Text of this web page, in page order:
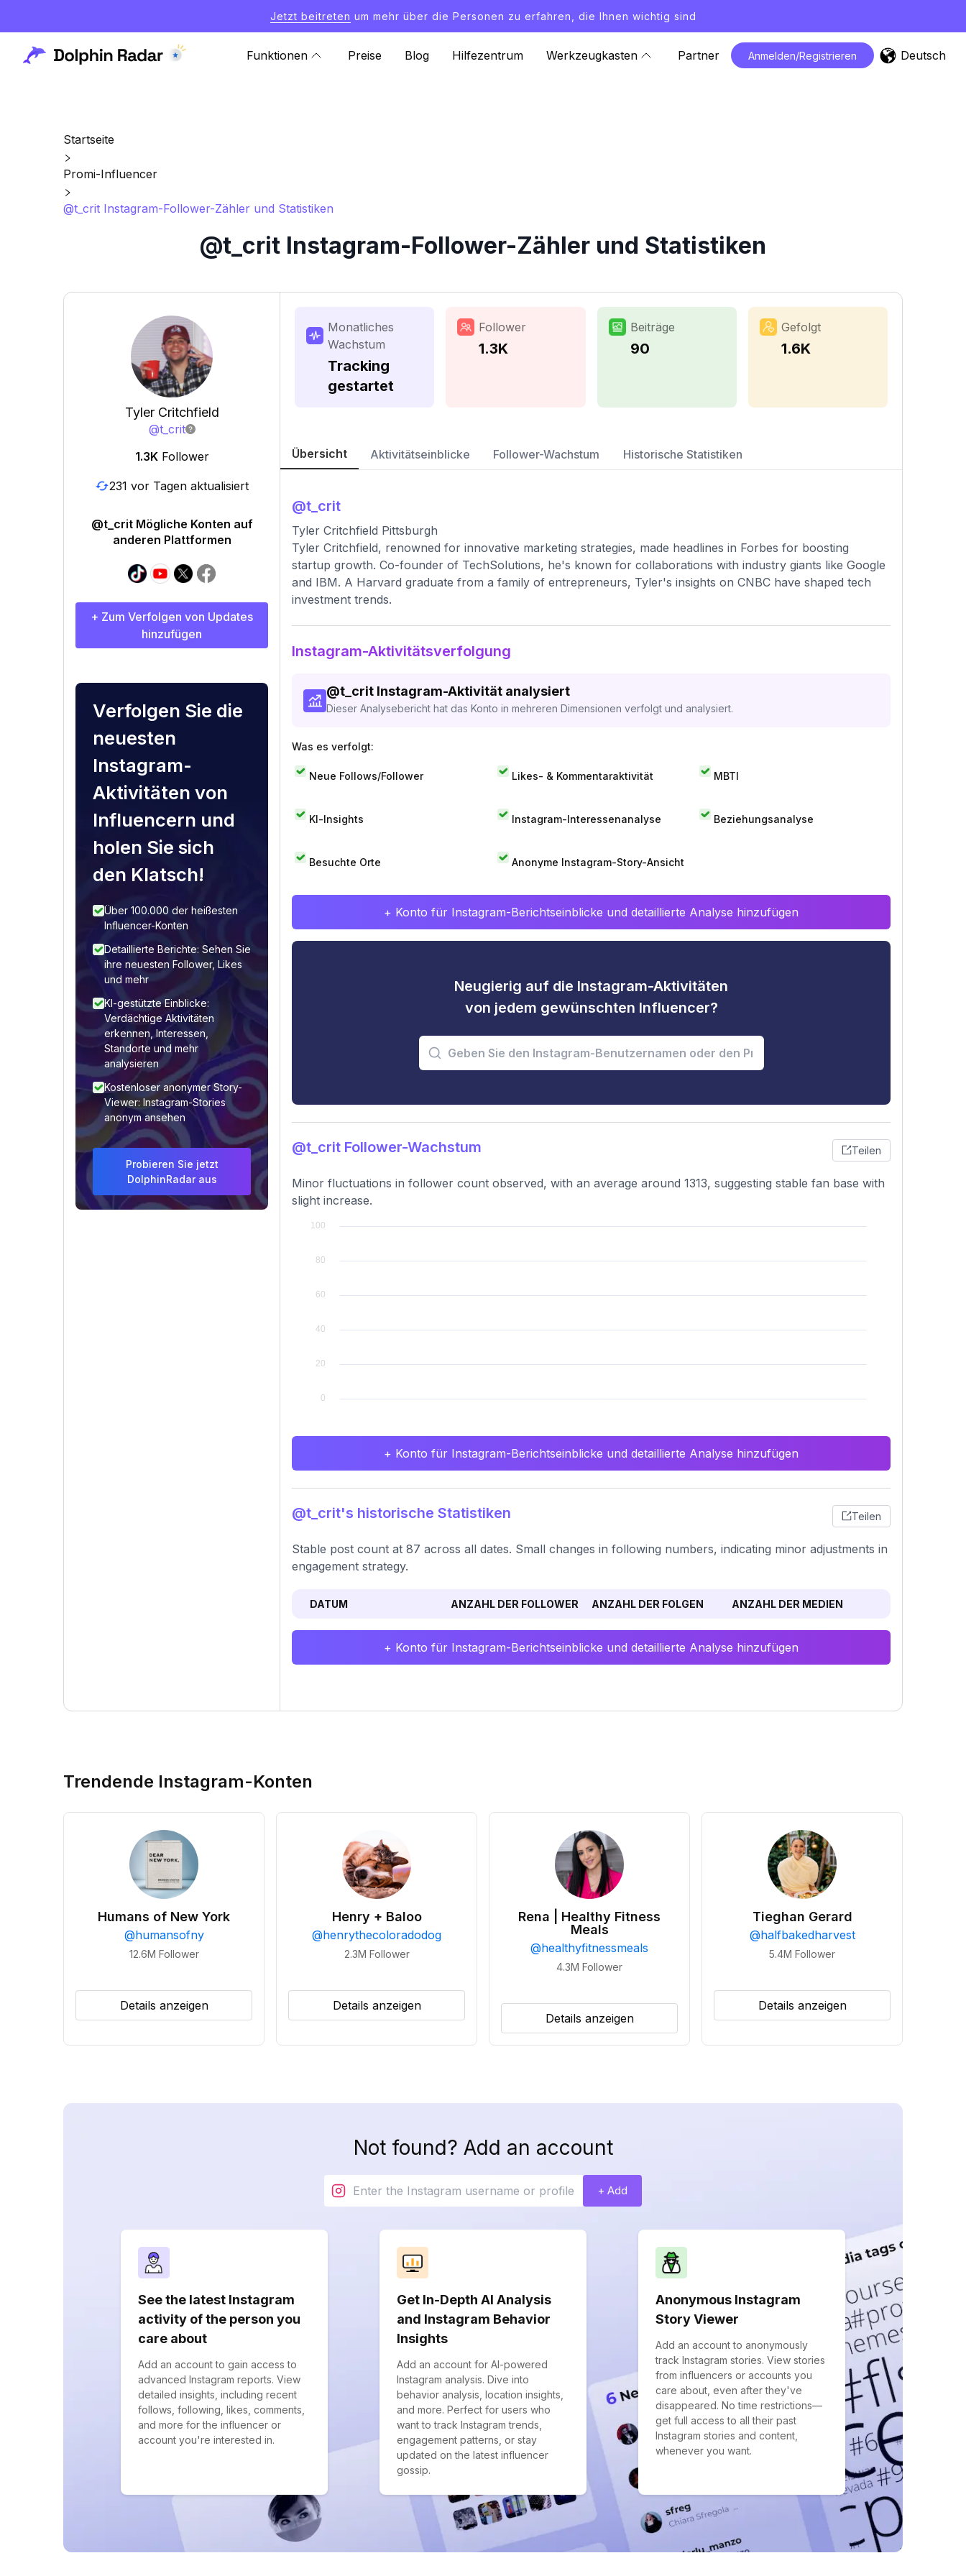
Jetzt beitreten um mehr über die Personen zu erfahren, die Ihnen wichtig sind
Funktionen Preise Blog Hilfezentrum Werkzeugkasten Partner Anmelden/Registrieren Deutsch
Startseite
Promi-Influencer
@t_crit Instagram-Follower-Zähler und Statistiken
@t_crit Instagram-Follower-Zähler und Statistiken
Tyler Critchfield
@t_crit
1.3K Follower
231 vor Tagen aktualisiert
@t_crit Mögliche Konten auf
anderen Plattformen
+ Zum Verfolgen von Updates
hinzufügen
Verfolgen Sie die
neuesten
Instagram-
Aktivitäten von
Influencern und
holen Sie sich
den Klatsch!
Über 100.000 der heißesten
Influencer-Konten
Detaillierte Berichte: Sehen Sie
ihre neuesten Follower, Likes
und mehr
KI-gestützte Einblicke:
Verdächtige Aktivitäten
erkennen, Interessen,
Standorte und mehr
analysieren
Kostenloser anonymer Story-
Viewer: Instagram-Stories
anonym ansehen
Probieren Sie jetzt
DolphinRadar aus
Monatliches
Wachstum
Tracking
gestartet
Follower
1.3K
Beiträge
90
Gefolgt
1.6K
Übersicht Aktivitätseinblicke Follower-Wachstum Historische Statistiken
@t_crit
Tyler Critchfield Pittsburgh
Tyler Critchfield, renowned for innovative marketing strategies, made headlines in Forbes for boosting
startup growth. Co-founder of TechSolutions, he's known for collaborations with industry giants like Google
and IBM. A Harvard graduate from a family of entrepreneurs, Tyler's insights on CNBC have shaped tech
investment trends.
Instagram-Aktivitätsverfolgung
@t_crit Instagram-Aktivität analysiert
Dieser Analysebericht hat das Konto in mehreren Dimensionen verfolgt und analysiert.
Was es verfolgt:
Neue Follows/Follower Likes- & Kommentaraktivität MBTI
KI-Insights Instagram-Interessenanalyse Beziehungsanalyse
Besuchte Orte Anonyme Instagram-Story-Ansicht
+ Konto für Instagram-Berichtseinblicke und detaillierte Analyse hinzufügen
Neugierig auf die Instagram-Aktivitäten
von jedem gewünschten Influencer?
@t_crit Follower-Wachstum Teilen
Minor fluctuations in follower count observed, with an average around 1313, suggesting stable fan base with
slight increase.
+ Konto für Instagram-Berichtseinblicke und detaillierte Analyse hinzufügen
@t_crit's historische Statistiken Teilen
Stable post count at 87 across all dates. Small changes in following numbers, indicating minor adjustments in
engagement strategy.
DATUM ANZAHL DER FOLLOWER ANZAHL DER FOLGEN ANZAHL DER MEDIEN
+ Konto für Instagram-Berichtseinblicke und detaillierte Analyse hinzufügen
Trendende Instagram-Konten
Humans of New York
@humansofny
12.6M Follower
Details anzeigen
Henry + Baloo
@henrythecoloradodog
2.3M Follower
Details anzeigen
Rena | Healthy Fitness
Meals
@healthyfitnessmeals
4.3M Follower
Details anzeigen
Tieghan Gerard
@halfbakedharvest
5.4M Follower
Details anzeigen
Not found? Add an account
+ Add
See the latest Instagram
activity of the person you
care about
Add an account to gain access to
advanced Instagram reports. View
detailed insights, including recent
follows, following, likes, comments,
and more for the influencer or
account you're interested in.
Get In-Depth AI Analysis
and Instagram Behavior
Insights
Add an account for AI-powered
Instagram analysis. Dive into
behavior analysis, location insights,
and more. Perfect for users who
want to track Instagram trends,
engagement patterns, or stay
updated on the latest influencer
gossip.
Anonymous Instagram
Story Viewer
Add an account to anonymously
track Instagram stories. View stories
from influencers or accounts you
care about, even after they've
disappeared. No time restrictions—
get full access to all their past
Instagram stories and content,
whenever you want.